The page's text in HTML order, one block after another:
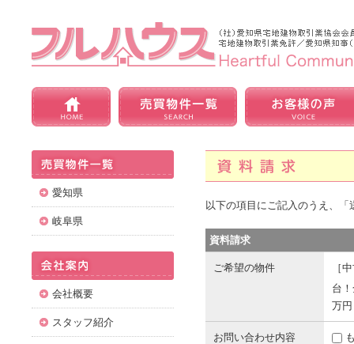
愛知県
岐阜県
会社概要
スタッフ紹介
以下の項目にご記入のうえ、
資料請求
ご希望の物件
［
台
万円
お問い合わせ内容